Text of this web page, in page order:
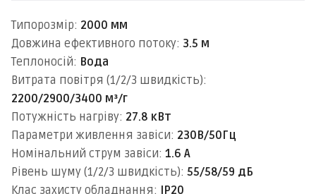
Типорозмір: 2000 мм
Довжина ефективного потоку: 3.5 м
Теплоносій: Вода
Витрата повітря (1/2/3 швидкість):
2200/2900/3400 м³/г
Потужність нагріву: 27.8 кВт
Параметри живлення завіси: 230В/50Гц
Номінальний струм завіси: 1.6 А
Рівень шуму (1/2/3 швидкість): 55/58/59 дБ
Клас захисту обладнання: IP20